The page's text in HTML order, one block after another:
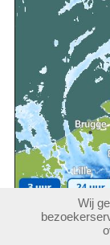
Vrijdag 09-01-2026
Het is vandaag
Wij